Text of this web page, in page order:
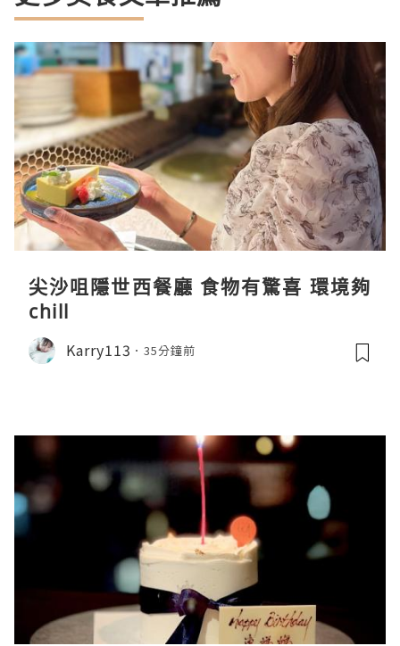
尖沙咀隱世西餐廳 食物有驚喜 環境夠
chill
Karry113 35分鐘前